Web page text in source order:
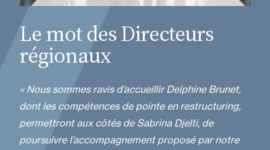
Le mot des Directeurs
régionaux
« Nous sommes ravis d’accueillir Delphine Brunet,
dont les compétences de pointe en restructuring,
permettront aux côtés de Sabrina Djelti, de
poursuivre l’accompagnement proposé par notre